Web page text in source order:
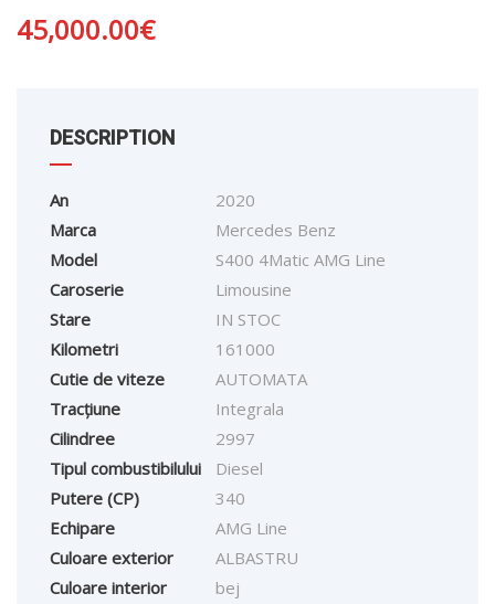
45,000.00€
DESCRIPTION
An
2020
Marca
Mercedes Benz
Model
S400 4Matic AMG Line
Caroserie
Limousine
Stare
IN STOC
Kilometri
161000
Cutie de viteze
AUTOMATA
Tracțiune
Integrala
Cilindree
2997
Tipul combustibilului
Diesel
Putere (CP)
340
Echipare
AMG Line
Culoare exterior
ALBASTRU
Culoare interior
bej